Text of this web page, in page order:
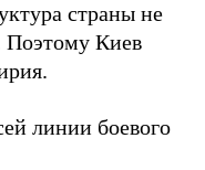
страны не
Поэтому Киев
линии боевого